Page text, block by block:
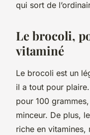
qui sort de
Le brocoli,
vitaminé
Le brocoli est un
il a tout pour
pour 100
minceur. De plus,
riche en vitamines,